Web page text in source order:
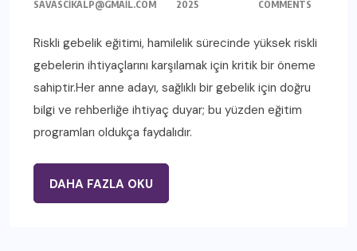
SAVASCIKALP@GMAIL.COM
2025
COMMENTS
Riskli gebelik eğitimi, hamilelik sürecinde yüksek riskli
gebelerin ihtiyaçlarını karşılamak için kritik bir öneme
sahiptir.Her anne adayı, sağlıklı bir gebelik için doğru
bilgi ve rehberliğe ihtiyaç duyar; bu yüzden eğitim
programları oldukça faydalıdır.
DAHA FAZLA OKU